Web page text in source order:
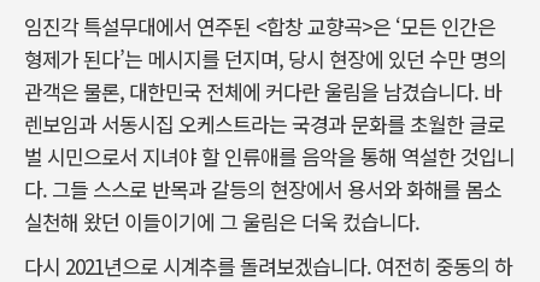
임진각 특설무대에서 연주된 <합창 교향곡>은 ‘모든 인간은
형제가 된다’는 메시지를 던지며, 당시 현장에 있던 수만 명의
관객은 물론, 대한민국 전체에 커다란 울림을 남겼습니다. 바
렌보임과 서동시집 오케스트라는 국경과 문화를 초월한 글로
벌 시민으로서 지녀야 할 인류애를 음악을 통해 역설한 것입니
다. 그들 스스로 반목과 갈등의 현장에서 용서와 화해를 몸소
실천해 왔던 이들이기에 그 울림은 더욱 컸습니다.
다시 2021년으로 시계추를 돌려보겠습니다. 여전히 중동의 하